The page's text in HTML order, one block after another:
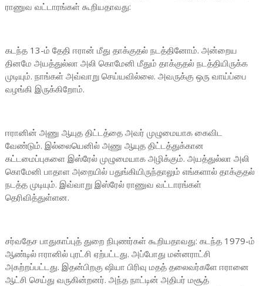
ராணுவ வட்டாரங்கள் கூறியதாவது:
கடந்த 13-ம் தேதி ஈரான் மீது தாக்குதல் நடத்தினோம். அன்றைய
தினமே அயத்துல்லா அலி கொமேனி மீதும் தாக்குதல் நடத்தியிருக்க
முடியும். நாங்கள் அவ்வாறு செய்யவில்லை. அவருக்கு ஒரு வாய்ப்பை
வழங்கி இருக்கிறோம்.
ஈரானின் அணு ஆயுத திட்டத்தை அவர் முழுமையாக கைவிட
வேண்டும். இல்லையெனில் அணு ஆயுத திட்டத்துக்கான
கட்டமைப்புகளை இஸ்ரேல் முழுமையாக அழிக்கும். அயத்துல்லா அலி
கொமேனி பாதாள அறையில் பதுங்கியிருந்தாலும் எங்களால் தாக்குதல்
நடத்த முடியும். இவ்வாறு இஸ்ரேல் ராணுவ வட்டாரங்கள்
தெரிவித்துள்ளன.
சர்வதேச பாதுகாப்புத் துறை நிபுணர்கள் கூறியதாவது: கடந்த 1979-ம்
ஆண்டில் ஈரானில் புரட்சி ஏற்பட்டது. அப்போது மன்னராட்சி
அகற்றப்பட்டது. இதன்பிறகு ஷியா பிரிவு மதத் தலைவர்களே ஈரானை
ஆட்சி செய்து வருகின்றனர். அந்த நாட்டின் அதிபர் மசூத்